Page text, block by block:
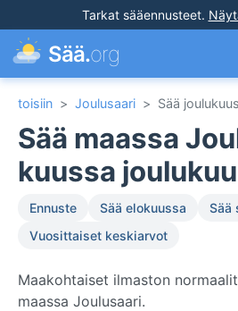
Tarkat sääennusteet.
Sää.org
toisiin > Joulusaari > Sää
Sää maassa
kuussa joulukuu
Ennuste Sää elokuussa
Sää
Vuosittaiset keskiarvot
Maakohtaiset ilmaston
maassa Joulusaari.